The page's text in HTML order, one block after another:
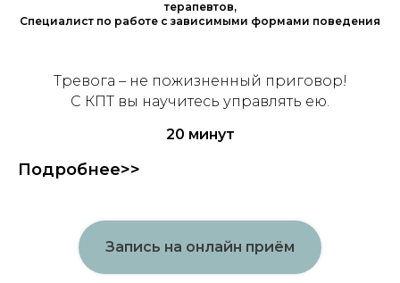
терапевтов,
Специалист по работе с зависимыми формами поведения
Тревога – не пожизненный приговор!
С КПТ вы научитесь управлять ею.
20 минут
Подробнее>>
Запись на онлайн приём